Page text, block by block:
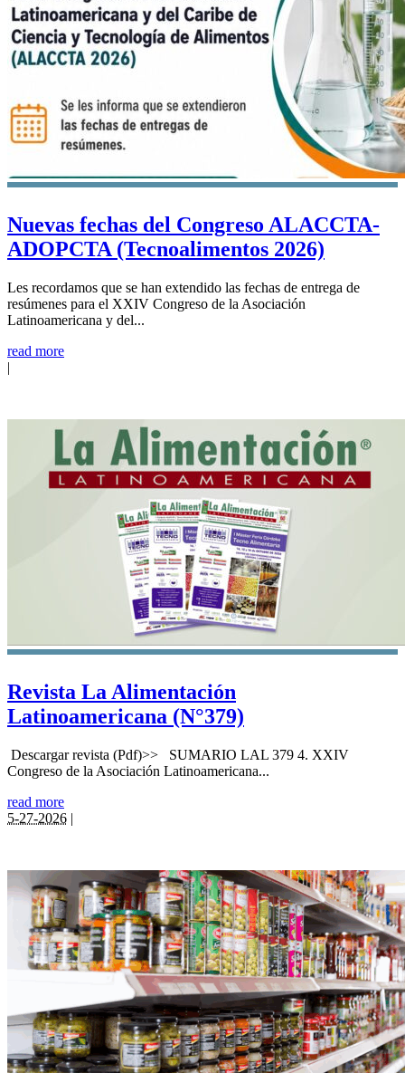
Nuevas fechas del Congreso ALACCTA-
ADOPCTA (Tecnoalimentos 2026)
Les recordamos que se han extendido las fechas de entrega de
resúmenes para el XXIV Congreso de la Asociación
Latinoamericana y del...
read more
|
Revista La Alimentación
Latinoamericana (N°379)
Descargar revista (Pdf)>> SUMARIO LAL 379 4. XXIV
Congreso de la Asociación Latinoamericana...
read more
5-27-2026 |